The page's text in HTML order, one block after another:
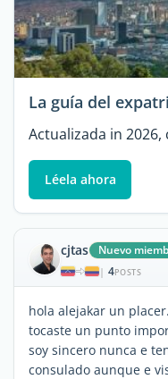
La guía del
Actualizada in
Léela ahora
cjtas Nuevo
| 4POSTS
hola alejakar un
tocaste un punto
soy sincero nunca e
consulado aunque e